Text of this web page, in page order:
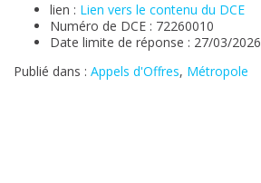
lien : Lien vers le contenu du DCE
Numéro de DCE : 72260010
Date limite de réponse : 27/03/
Publié dans : Appels d'Offres, Métropole